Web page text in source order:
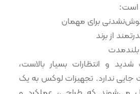
است:
برای مهمان
از برند
بلندمدت
و انتظارات بسیار بالاست،
ندارد. تجهیزات لوکس به یک